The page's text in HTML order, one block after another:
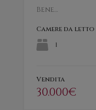
Bene…
Camere da letto
1
Vendita
30.000€